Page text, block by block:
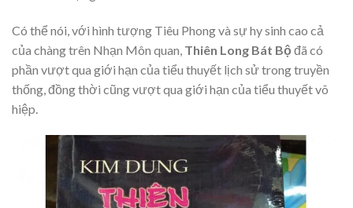
Có thể nói, với hình tượng Tiêu Phong và sự hy sinh cao cả
của chàng trên Nhạn Môn quan, Thiên Long Bát Bộ đã có
phần vượt qua giới hạn của tiểu thuyết lịch sử trong truyền
thống, đồng thời cũng vượt qua giới hạn của tiểu thuyết võ
hiệp.